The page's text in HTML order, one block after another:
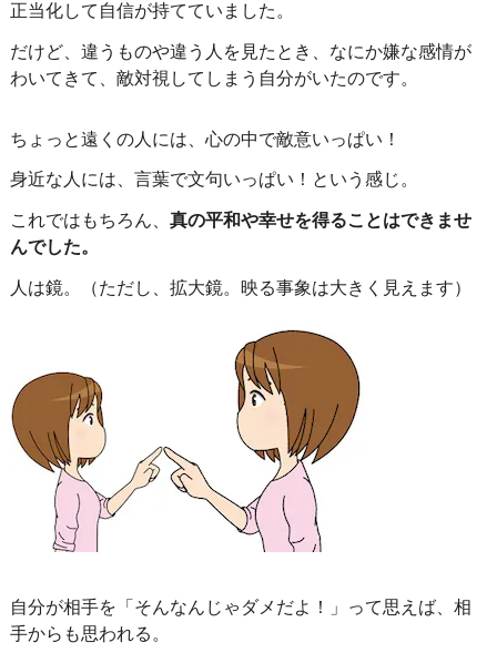
正当化して自信が持てていました。
だけど、違うものや違う人を見たとき、なにか嫌な感情が
わいてきて、敵対視してしまう自分がいたのです。
ちょっと遠くの人には、心の中で敵意いっぱい！
身近な人には、言葉で文句いっぱい！という感じ。
これではもちろん、真の平和や幸せを得ることはできませ
んでした。
人は鏡。（ただし、拡大鏡。映る事象は大きく見えます）
自分が相手を「そんなんじゃダメだよ！」って思えば、相
手からも思われる。